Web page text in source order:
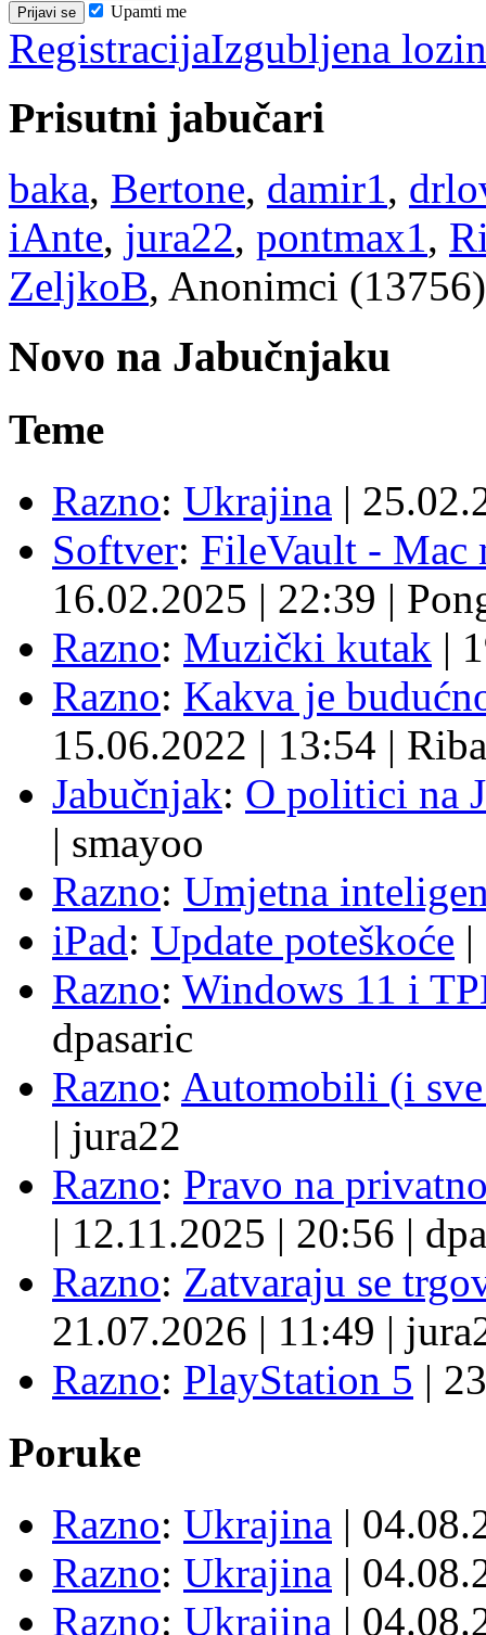
Upamti me
RegistracijaIzgubljena
Prisutni jabučari
baka, Bertone, damir1,
iAnte, jura22, pontmax1,
ZeljkoB, Anonimci (13756)
Novo na Jabučnjaku
Teme
Razno: Ukrajina |
Softver: FileVault - Mac
16.02.2025 | 22:39 |
Razno: Muzički kutak |
Razno: Kakva je
15.06.2022 | 13:54 | Riba
Jabučnjak: O politici na
| smayoo
Razno: Umjetna
iPad: Update poteškoće |
Razno: Windows 11 i
dpasaric
Razno: Automobili (i
| jura22
Razno: Pravo na
| 12.11.2025 | 20:56 |
Razno: Zatvaraju se
21.07.2026 | 11:49 |
Razno: PlayStation 5 |
Poruke
Razno: Ukrajina |
Razno: Ukrajina |
Razno: Ukrajina |